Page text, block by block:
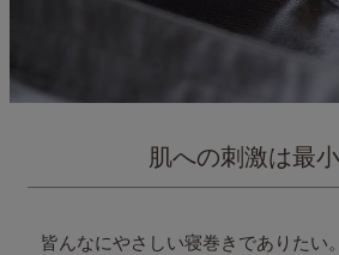
肌への刺激は最
皆んなにやさしい寝巻きでありたい